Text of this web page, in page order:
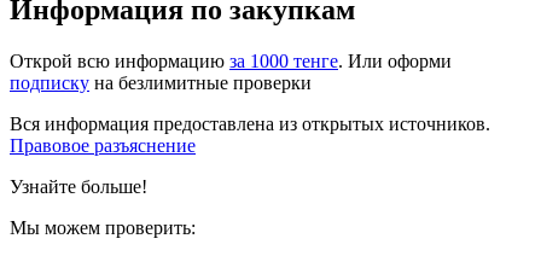
Информация по закупкам
Открой всю информацию за 1000 тенге. Или оформи
подписку на безлимитные проверки
Вся информация предоставлена из открытых источников.
Правовое разъяснение
Узнайте больше!
Мы можем проверить: